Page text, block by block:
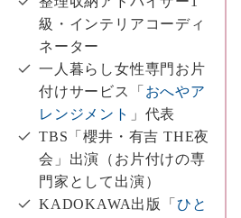
級・インテリアコーディ
ネーター
一人暮らし女性専門お片
付けサービス「 おへやア
レンジメント
」代表
TBS「櫻井・有吉 THE夜
会」出演（お片付けの専
門家として出演）
KADOKAWA出版「 ひと